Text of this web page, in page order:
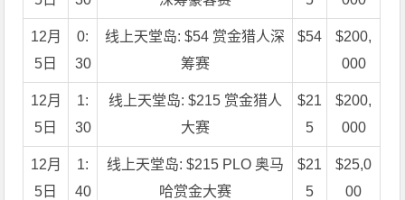
12月
5日
0:
30
线上天堂岛: $54 赏金猎人深
筹赛
$54
$200,
000
12月
5日
1:
30
线上天堂岛: $215 赏金猎人
大赛
$21
5
$200,
000
12月
5日
1:
40
线上天堂岛: $215 PLO 奥马
哈赏金大赛
$21
5
$25,0
00